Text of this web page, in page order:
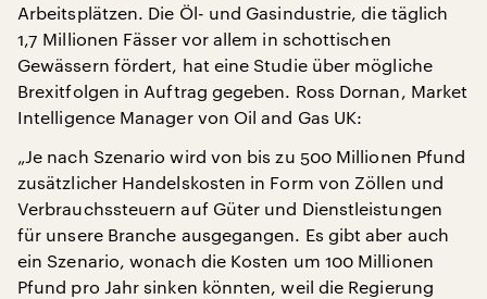
Arbeitsplätzen. Die Öl- und Gasindustrie, die täglich
1,7 Millionen Fässer vor allem in schottischen
Gewässern fördert, hat eine Studie über mögliche
Brexitfolgen in Auftrag gegeben. Ross Dornan, Market
Intelligence Manager von Oil and Gas UK:
„Je nach Szenario wird von bis zu 500 Millionen Pfund
zusätzlicher Handelskosten in Form von Zöllen und
Verbrauchssteuern auf Güter und Dienstleistungen
für unsere Branche ausgegangen. Es gibt aber auch
ein Szenario, wonach die Kosten um 100 Millionen
Pfund pro Jahr sinken könnten, weil die Regierung